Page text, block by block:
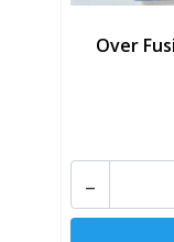
Over
-